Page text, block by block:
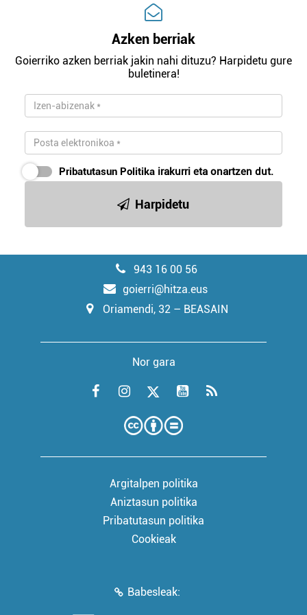
Azken berriak
Goierriko azken berriak jakin nahi dituzu? Harpidetu gure
buletinera!
Pribatutasun Politika irakurri eta onartzen dut.
Harpidetu
943 16 00 56
goierri@hitza.eus
Oriamendi, 32 – BEASAIN
Nor gara
Argitalpen politika
Aniztasun politika
Pribatutasun politika
Cookieak
Babesleak: